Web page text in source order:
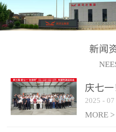
的生产制造由位于连云港
的江苏润沃达环境科技有
限公司承担。 以下设备
为润沃达AWE制氢设备系
子、化工、冶金、建材等
行业的制氢 / 制氧设备，
纯化后可达到99.999%氢气
新闻
庆七
行！
2025 - 07
MORE >